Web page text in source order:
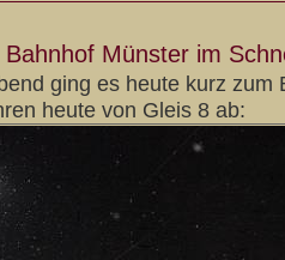
Münster im
ging es heute kurz zum
heute von Gleis 8 ab: